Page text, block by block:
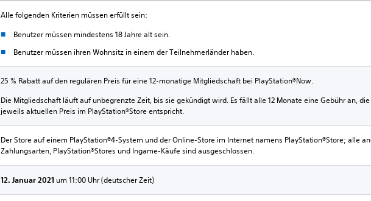
Alle folgenden Kriterien müssen erfüllt sein:
Benutzer müssen mindestens 18 Jahre alt sein.
Benutzer müssen ihren Wohnsitz in einem der Teilnehmerländer haben.
25 % Rabatt auf den regulären Preis für eine 12-monatige Mitgliedschaft bei PlayStation®Now.
Die Mitgliedschaft läuft auf unbegrenzte Zeit, bis sie gekündigt wird. Es fällt alle 12 Monate eine Gebühr an,
jeweils aktuellen Preis im PlayStation®Store entspricht.
Der Store auf einem PlayStation®4-System und der Online-Store im Internet namens PlayStation®Store; alle
Zahlungsarten, PlayStation®Stores und Ingame-Käufe sind ausgeschlossen.
12. Januar 2021 um 11:00 Uhr (deutscher Zeit)